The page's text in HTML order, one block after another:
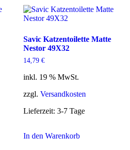
Savic Katzentoilette Matte
Nestor 49X32
14,79 €
inkl. 19 % MwSt.
zzgl. Versandkosten
Lieferzeit: 3-7 Tage
In den Warenkorb